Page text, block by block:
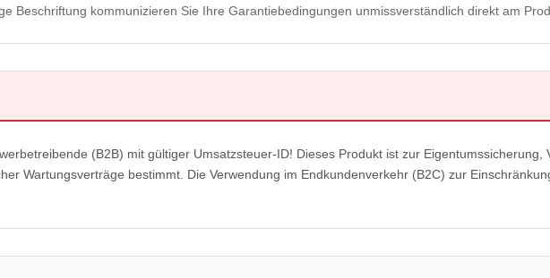
Beschriftung kommunizieren Sie Ihre Garantiebedingungen unmissverständlich direkt am
(B2B) mit gültiger Umsatzsteuer-ID! Dieses Produkt ist zur Eigentumssicherung,
Wartungsverträge bestimmt. Die Verwendung im Endkundenverkehr (B2C) zur